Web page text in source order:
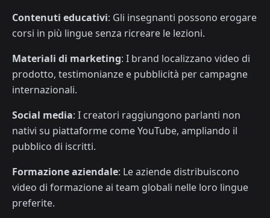
Contenuti educativi: Gli insegnanti possono erogare
corsi in più lingue senza ricreare le lezioni.
Materiali di marketing: I brand localizzano video di
prodotto, testimonianze e pubblicità per campagne
internazionali.
Social media: I creatori raggiungono parlanti non
nativi su piattaforme come YouTube, ampliando il
pubblico di iscritti.
Formazione aziendale: Le aziende distribuiscono
video di formazione ai team globali nelle loro lingue
preferite.